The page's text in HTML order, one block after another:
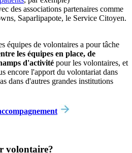
des associations partenaires comme
Saparlipapote, le Service Citoyen.
équipes de volontaires a pour tâche
les équipes en place, de
d'activité pour les volontaires, et
encore l'apport du volontariat dans
dans d'autres grandes institutions
volontaire?